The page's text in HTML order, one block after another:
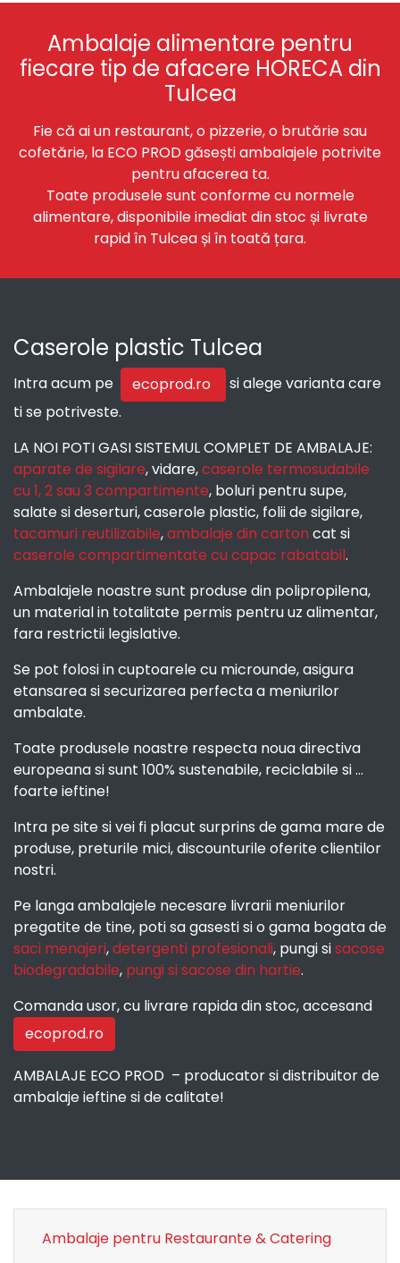
Ambalaje alimentare pentru
fiecare tip de afacere HORECA din
Tulcea
Fie că ai un restaurant, o pizzerie, o brutărie sau
cofetărie, la ECO PROD găsești ambalajele potrivite
pentru afacerea ta.
Toate produsele sunt conforme cu normele
alimentare, disponibile imediat din stoc și livrate
rapid în Tulcea și în toată țara.
Caserole plastic Tulcea
Intra acum pe ecoprod.ro
si alege varianta care
ti se potriveste.
LA NOI POTI GASI SISTEMUL COMPLET DE AMBALAJE:
aparate de sigilare, vidare,caserole termosudabile
cu 1, 2 sau 3 compartimente, boluri pentru supe,
salate si deserturi, caserole plastic, folii de sigilare,
tacamuri reutilizabile,ambalaje din carton cat si
caserole compartimentate cu capac rabatabil.
Ambalajele noastre sunt produse din polipropilena,
un material in totalitate permis pentru uz alimentar,
fara restrictii legislative.
Se pot folosi in cuptoarele cu microunde, asigura
etansarea si securizarea perfecta a meniurilor
ambalate.
Toate produsele noastre respecta noua directiva
europeana si sunt 100% sustenabile, reciclabile si ...
foarte ieftine!
Intra pe site si vei fi placut surprins de gama mare de
produse, preturile mici, discounturile oferite clientilor
nostri.
Pe langa ambalajele necesare livrarii meniurilor
pregatite de tine, poti sa gasesti si o gama bogata de
saci menajeri,detergenti profesionali, pungi sisacose
biodegradabile, pungi si sacose din hartie.
Comanda usor, cu livrare rapida din stoc, accesand
ecoprod.ro
AMBALAJE ECO PROD – producator si distribuitor de
ambalaje ieftine si de calitate!
Ambalaje pentru Restaurante & Catering